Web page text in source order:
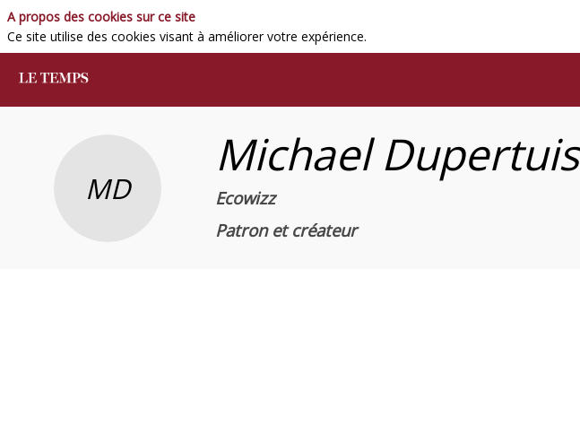
MD
Michael Dupertuis
Ecowizz
Patron et créateur
A propos des cookies sur ce site
Ce site utilise des cookies visant à améliorer votre expérience.